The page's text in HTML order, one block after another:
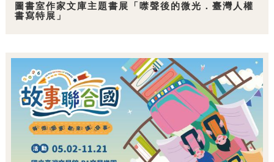
圖書室作家文庫主題書展「噤聲後的微光．臺灣人權
書寫特展」